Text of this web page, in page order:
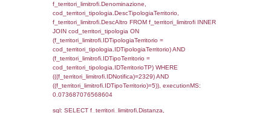
f_confini_stato.IDNotifica = 2329;,
0.00050687789916992
sql: SELECT el_regioni.Regione,
el_comuni.Comune,
f_confini INNER JOIN ((el_comuni INNER
ON el_comuni.IstProvincia =
INNER JOIN el_regioni ON